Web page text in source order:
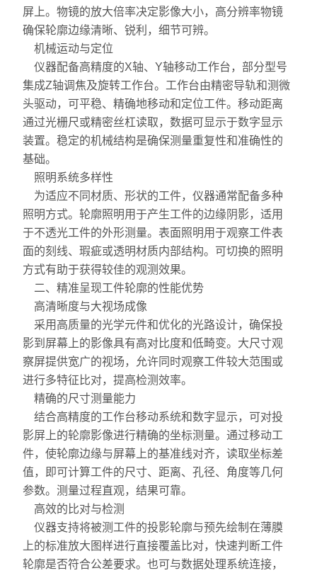
硬度计
三次元
粗糙度仪
工具显微镜
三丰量具
电子衡器
花岗石,大理石
扭力测试仪
EV2515
二次元
放大镜
球栅
仪器配件
暖通环保测试仪器
三坐标测量仪系列
工具显微镜系列
金相显微镜
屏上。物镜的放大倍率决定影像大小，高分辨率物镜
确保轮廓边缘清晰、锐利，细节可辨。
机械运动与定位
仪器配备高精度的X轴、Y轴移动工作台，部分型号
集成Z轴调焦及旋转工作台。工作台由精密导轨和测微
头驱动，可平稳、精确地移动和定位工件。移动距离
通过光栅尺或精密丝杠读取，数据可显示于数字显示
装置。稳定的机械结构是确保测量重复性和准确性的
基础。
照明系统多样性
为适应不同材质、形状的工件，仪器通常配备多种
照明方式。轮廓照明用于产生工件的边缘阴影，适用
于不透光工件的外形测量。表面照明用于观察工件表
面的刻线、瑕疵或透明材质内部结构。可切换的照明
方式有助于获得较佳的观测效果。
二、精准呈现工件轮廓的性能优势
高清晰度与大视场成像
采用高质量的光学元件和优化的光路设计，确保投
影到屏幕上的影像具有高对比度和低畸变。大尺寸观
察屏提供宽广的视场，允许同时观察工件较大范围或
进行多特征比对，提高检测效率。
精确的尺寸测量能力
结合高精度的工作台移动系统和数字显示，可对投
影屏上的轮廓影像进行精确的坐标测量。通过移动工
件，使轮廓边缘与屏幕上的基准线对齐，读取坐标差
值，即可计算工件的尺寸、距离、孔径、角度等几何
参数。测量过程直观，结果可靠。
高效的比对与检测
仪器支持将被测工件的投影轮廓与预先绘制在薄膜
上的标准放大图样进行直接覆盖比对，快速判断工件
轮廓是否符合公差要求。也可与数据处理系统连接，